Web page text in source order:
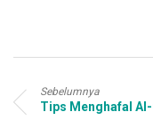
Sebelumnya
Tips Menghafal